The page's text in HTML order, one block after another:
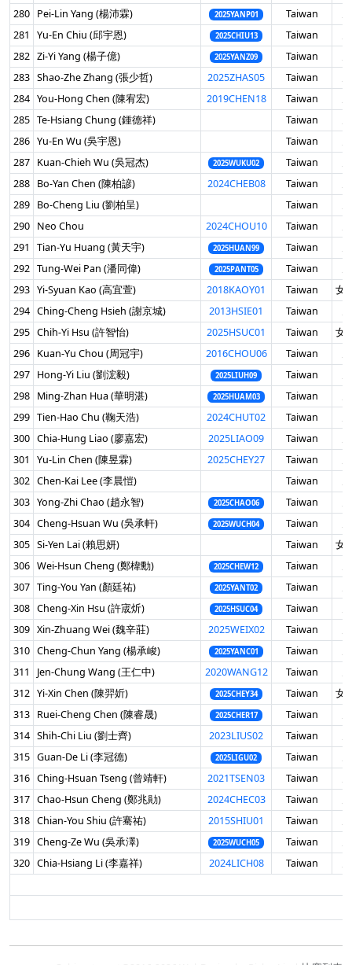
280 Pei-Lin Yang (楊沛霖) 2025YANP01 Taiwan
281
Yu-En Chiu (邱宇恩) 2025CHIU13 Taiwan
282 Zi-Yi Yang (楊子億) 2025YANZ09 Taiwan
283 Shao-Zhe Zhang (張少哲) 2025ZHAS05 Taiwan
284 You-Hong Chen (陳宥宏) 2019CHEN18 Taiwan
285 Te-Hsiang Chung (鍾德祥) Taiwan
286 Yu-En Wu (吳宇恩) Taiwan
287 Kuan-Chieh Wu (吳冠杰) 2025WUKU02 Taiwan
288 Bo-Yan Chen (陳柏諺) 2024CHEB08 Taiwan
289 Bo-Cheng Liu (劉柏呈) Taiwan
290 Neo Chou 2024CHOU10 Taiwan
291
Tian-Yu Huang (黃天宇) 2025HUAN99 Taiwan
292 Tung-Wei Pan (潘同偉) 2025PANT05 Taiwan
293 Yi-Syuan Kao (高宜萱) 2018KAOY01 Taiwan
女
294 Ching-Cheng Hsieh (謝京城) 2013HSIE01 Taiwan
295 Chih-Yi Hsu (許智怡) 2025HSUC01 Taiwan
女
296 Kuan-Yu Chou (周冠宇) 2016CHOU06 Taiwan
297 Hong-Yi Liu (劉浤毅) 2025LIUH09 Taiwan
298 Ming-Zhan Hua (華明湛) 2025HUAM03 Taiwan
299 Tien-Hao Chu (鞠天浩) 2024CHUT02 Taiwan
300 Chia-Hung Liao (廖嘉宏) 2025LIAO09 Taiwan
301
Yu-Lin Chen (陳昱霖) 2025CHEY27 Taiwan
302 Chen-Kai Lee (李晨愷) Taiwan
303 Yong-Zhi Chao (趙永智) 2025CHAO06 Taiwan
304 Cheng-Hsuan Wu (吳承軒) 2025WUCH04 Taiwan
305 Si-Yen Lai (賴思妍) Taiwan
女
306 Wei-Hsun Cheng (鄭椲勳) 2025CHEW12 Taiwan
307 Ting-You Yan (顏廷祐) 2025YANT02 Taiwan
308 Cheng-Xin Hsu (許宬炘) 2025HSUC04 Taiwan
309 Xin-Zhuang Wei (魏辛莊) 2025WEIX02 Taiwan
310 Cheng-Chun Yang (楊承峻) 2025YANC01 Taiwan
311
Jen-Chung Wang (王仁中) 2020WANG12 Taiwan
312 Yi-Xin Chen (陳羿妡) 2025CHEY34 Taiwan
女
313 Ruei-Cheng Chen (陳睿晟) 2025CHER17 Taiwan
314 Shih-Chi Liu (劉士齊) 2023LIUS02 Taiwan
315 Guan-De Li (李冠德) 2025LIGU02 Taiwan
316 Ching-Hsuan Tseng (曾靖軒) 2021TSEN03 Taiwan
317 Chao-Hsun Cheng (鄭兆勛) 2024CHEC03 Taiwan
318 Chian-You Shiu (許騫祐) 2015SHIU01 Taiwan
319 Cheng-Ze Wu (吳承澤) 2025WUCH05 Taiwan
320 Chia-Hsiang Li (李嘉祥) 2024LICH08 Taiwan